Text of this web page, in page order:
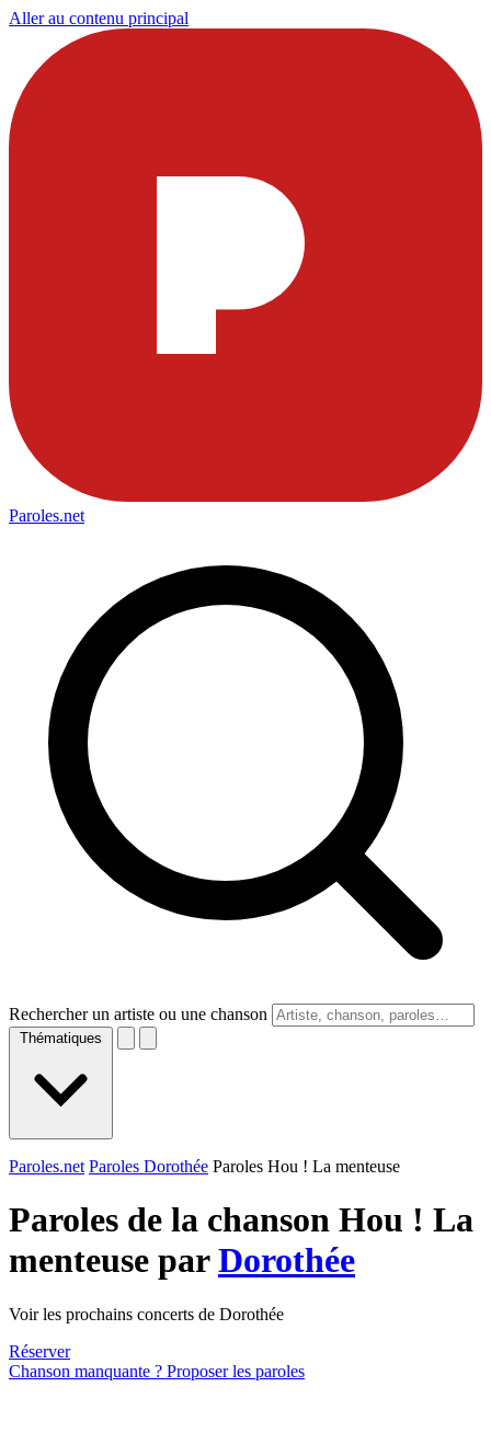
Aller au contenu principal
Paroles.net
Rechercher un artiste ou une chanson
Thématiques
Paroles.net Paroles Dorothée Paroles Hou ! La menteuse
Paroles de la chanson Hou ! La
menteuse parDorothée
Voir les prochains concerts de Dorothée
Réserver
Chanson manquante ? Proposer les paroles